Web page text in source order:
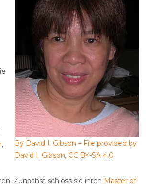
By David I. Gibson – File provided by
David I. Gibson, CC BY-SA 4.0
,
Zunächst schloss sie ihren Master of